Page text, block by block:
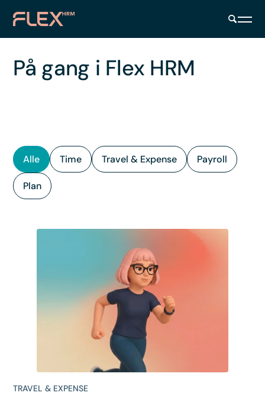
På gang i Flex HRM
Alle Time Travel & Expense Payroll
Plan
TRAVEL & EXPENSE